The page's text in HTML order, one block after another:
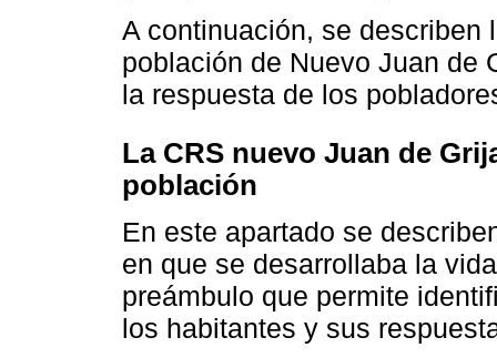
A continuación, se describen
población de Nuevo Juan de
la respuesta de los
La CRS nuevo Juan de
población
En este apartado se
en que se desarrollaba la
preámbulo que permite
los habitantes y sus